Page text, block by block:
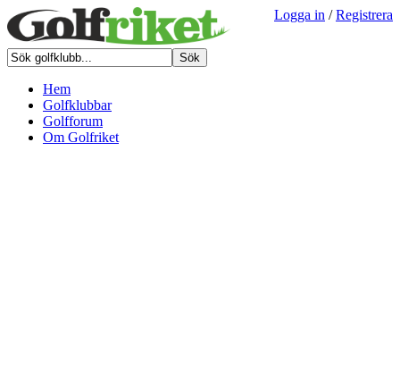
Logga in /Registrera
Hem
Golfklubbar
Golfforum
Om Golfriket